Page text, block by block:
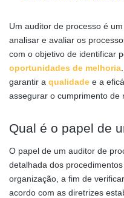
Um auditor de processo é
analisar e avaliar os
com o objetivo de identificar
oportunidades de melhoria
garantir a qualidade e a
assegurar o cumprimento de
Qual é o papel de
O papel de um auditor de
detalhada dos
organização, a fim de
acordo com as diretrizes